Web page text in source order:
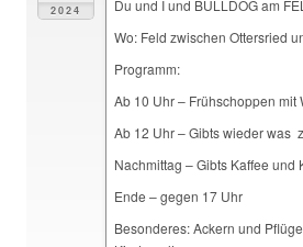
2024
Du und I und BULLDOG am
Wo: Feld zwischen Ottersried
Programm:
Ab 10 Uhr – Frühschoppen mit
Ab 12 Uhr – Gibts wieder was
Nachmittag – Gibts Kaffee und
Ende – gegen 17 Uhr
Besonderes: Ackern und